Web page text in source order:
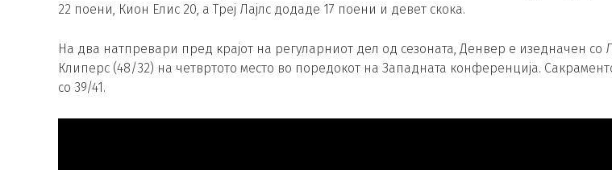
22 поени, Кион Елис 20, а Треј Лајлс додаде 17 поени и девет скока.
На два натпревари пред крајот на регуларниот дел од сезоната, Денвер е изедначен со
Клиперс (48/32) на четвртото место во поредокот на Западната конференција.
со 39/41.